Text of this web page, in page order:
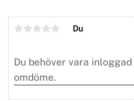
Du